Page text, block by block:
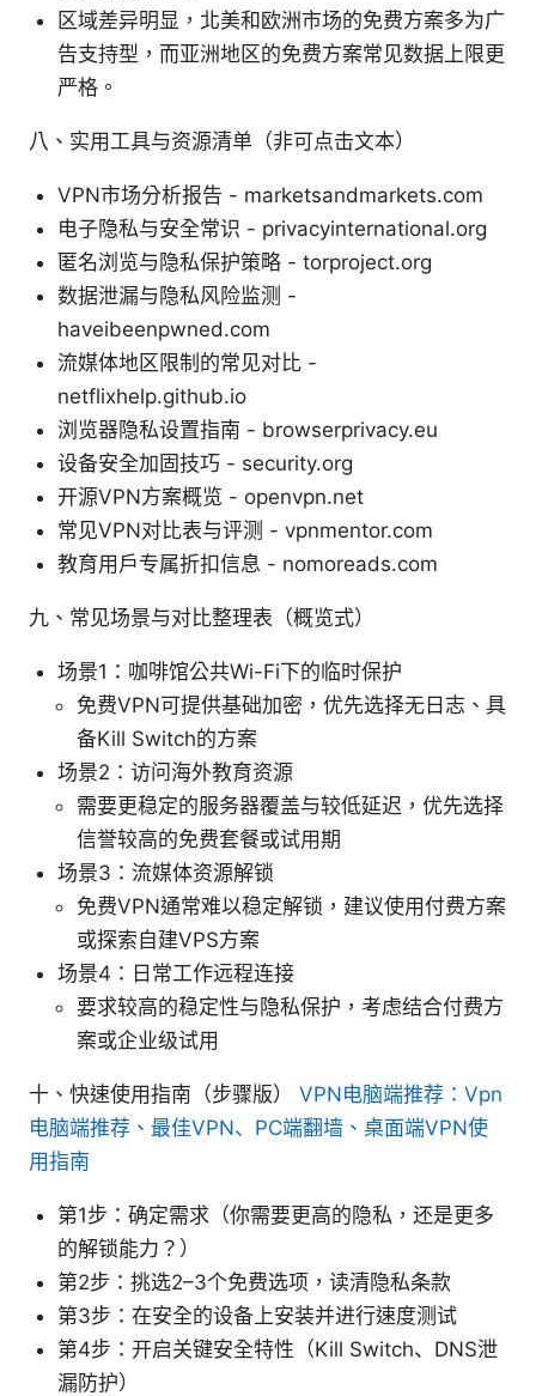
区域差异明显，北美和欧洲市场的免费方案多为广
告支持型，而亚洲地区的免费方案常见数据上限更
严格。
八、实用工具与资源清单（非可点击文本）
VPN市场分析报告 - marketsandmarkets.com
电子隐私与安全常识 - privacyinternational.org
匿名浏览与隐私保护策略 - torproject.org
数据泄漏与隐私风险监测 -
haveibeenpwned.com
流媒体地区限制的常见对比 -
netflixhelp.github.io
浏览器隐私设置指南 - browserprivacy.eu
设备安全加固技巧 - security.org
开源VPN方案概览 - openvpn.net
常见VPN对比表与评测 - vpnmentor.com
教育用户专属折扣信息 - nomoreads.com
九、常见场景与对比整理表（概览式）
场景1：咖啡馆公共Wi-Fi下的临时保护
免费VPN可提供基础加密，优先选择无日志、具
备Kill Switch的方案
场景2：访问海外教育资源
需要更稳定的服务器覆盖与较低延迟，优先选择
信誉较高的免费套餐或试用期
场景3：流媒体资源解锁
免费VPN通常难以稳定解锁，建议使用付费方案
或探索自建VPS方案
场景4：日常工作远程连接
要求较高的稳定性与隐私保护，考虑结合付费方
案或企业级试用
十、快速使用指南（步骤版） VPN电脑端推荐：Vpn
电脑端推荐、最佳VPN、PC端翻墙、桌面端VPN使
用指南
第1步：确定需求（你需要更高的隐私，还是更多
的解锁能力？）
第2步：挑选2–3个免费选项，读清隐私条款
第3步：在安全的设备上安装并进行速度测试
第4步：开启关键安全特性（Kill Switch、DNS泄
漏防护）